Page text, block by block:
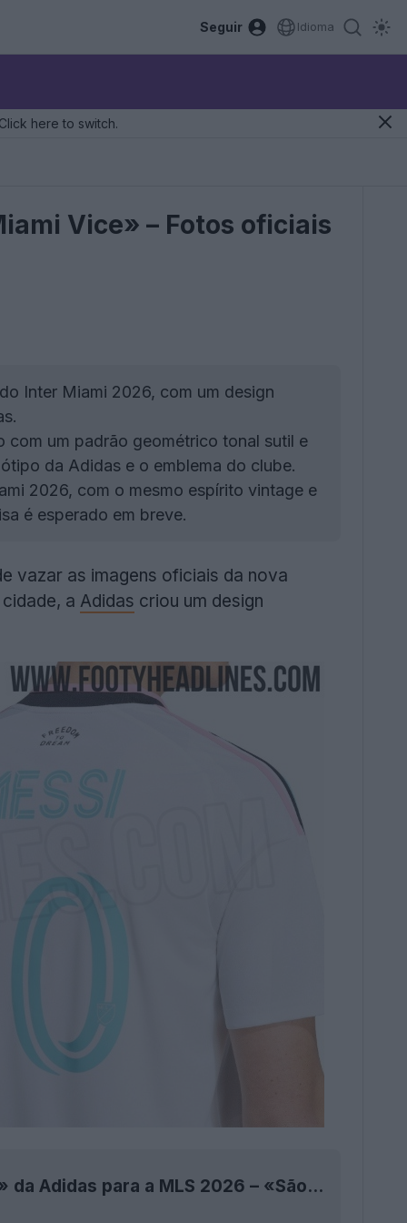
Seguir Idioma
here to switch.
Vice» – Fotos oficiais
Inter Miami 2026, com um design
com um padrão geométrico tonal sutil e
da Adidas e o emblema do clube.
2026, com o mesmo espírito vintage e
é esperado em breve.
vazar as imagens oficiais da nova
a Adidas criou um design
Vaza-se a terceira camisa da «Coleção Archive» da Adidas para a MLS 2026 – «São mesmo o máximo»